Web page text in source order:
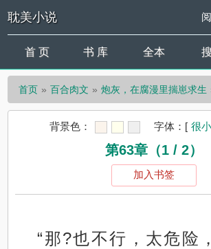
耽美小说
首 页 书 库 全本
首页 百合肉文 炮灰，在腐漫里揣崽求生
背景色： 字体： [ 很小
第63章（1 / 2）
加入书签
“那?也不行，太危险